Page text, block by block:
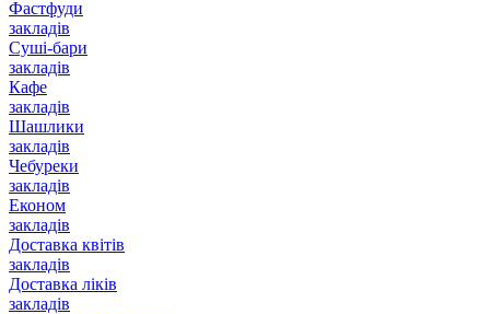
Фастфуди
закладів
Суші-бари
закладів
Кафе
закладів
Шашлики
закладів
Чебуреки
закладів
Економ
закладів
Доставка квітів
закладів
Доставка ліків
закладів